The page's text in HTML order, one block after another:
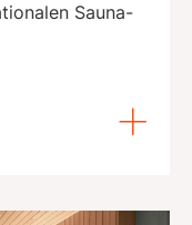
Sauna-